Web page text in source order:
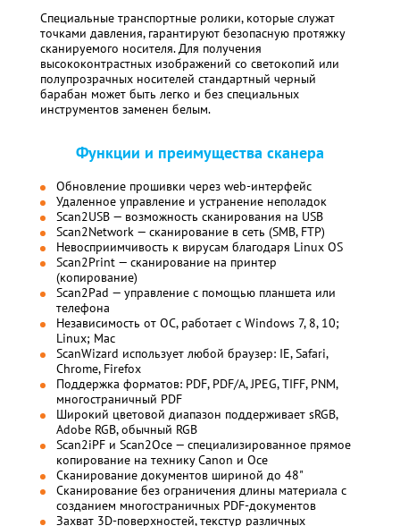
Специальные транспортные ролики, которые служат
точками давления, гарантируют безопасную протяжку
сканируемого носителя. Для получения
высококонтрастных изображений со светокопий или
полупрозрачных носителей стандартный черный
барабан может быть легко и без специальных
инструментов заменен белым.
Функции и преимущества сканера
Обновление прошивки через web-интерфейс
Удаленное управление и устранение неполадок
Scan2USB — возможность сканирования на USB
Scan2Network — сканирование в сеть (SMB, FTP)
Невосприимчивость к вирусам благодаря Linux OS
Scan2Print — сканирование на принтер
(копирование)
Scan2Pad — управление с помощью планшета или
телефона
Независимость от ОС, работает с Windows 7, 8, 10;
Linux; Mac
ScanWizard использует любой браузер: IE, Safari,
Chrome, Firefox
Поддержка форматов: PDF, PDF/A, JPEG, TIFF, PNM,
многостраничный PDF
Широкий цветовой диапазон поддерживает sRGB,
Adobe RGB, обычный RGB
Scan2iPF и Scan2Oce — специализированное прямое
копирование на технику Canon и Oce
Сканирование документов шириной до 48"
Сканирование без ограничения длины материала с
созданием многостраничных PDF-документов
Захват 3D-поверхностей, текстур различных